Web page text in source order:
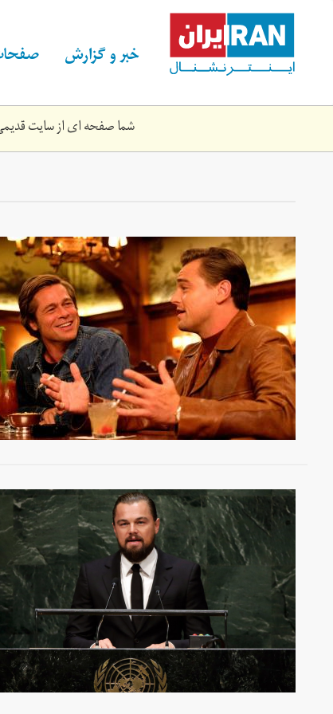
content خبر و گزارش
شما صفحه ای از سایت قدیمی